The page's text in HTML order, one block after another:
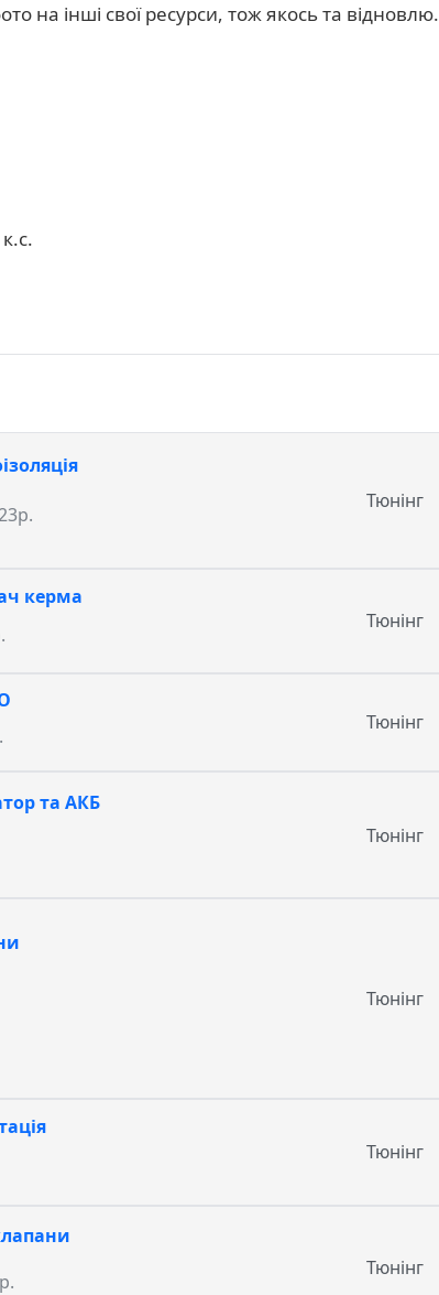
на інші свої ресурси, тож якось та відновлю.
Тюнінг
керма
Тюнінг
Тюнінг
та АКБ
Тюнінг
Тюнінг
Тюнінг
Тюнінг